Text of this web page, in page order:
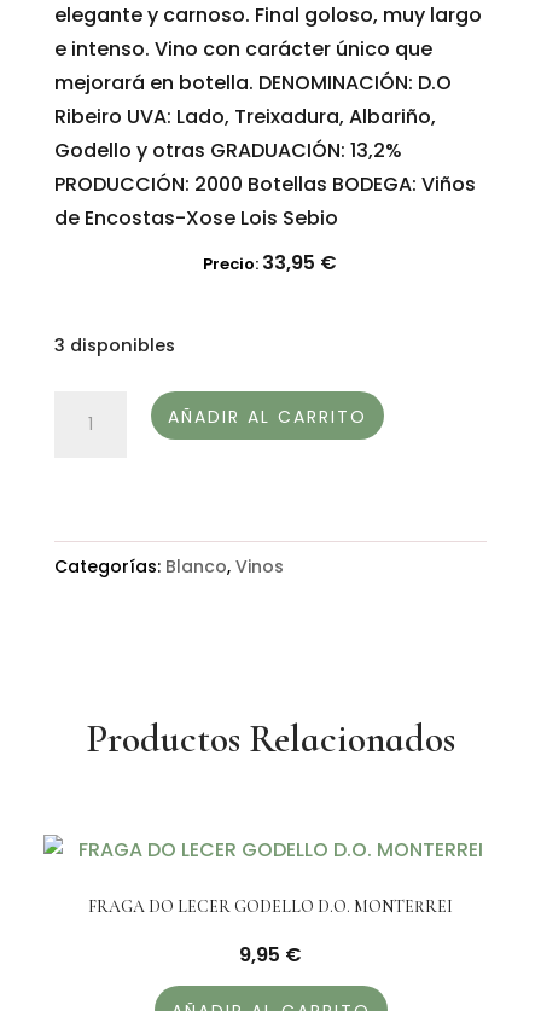
elegante y carnoso. Final goloso, muy largo
e intenso. Vino con carácter único que
mejorará en botella. DENOMINACIÓN: D.O
Ribeiro UVA: Lado, Treixadura, Albariño,
Godello y otras GRADUACIÓN: 13,2%
PRODUCCIÓN: 2000 Botellas BODEGA: Viños
de Encostas-Xose Lois Sebio
Precio: 33,95 €
3 disponibles
cantidad
AÑADIR AL CARRITO
Categorías: Blanco, Vinos
Productos Relacionados
FRAGA DO LECER GODELLO D.O. MONTERREI
9,95 €